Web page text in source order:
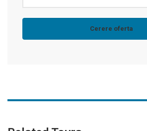
Concert Andre Rieu la Viena